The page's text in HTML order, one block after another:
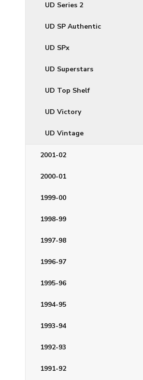
UD Series 2
UD SP Authentic
UD SPx
UD Superstars
UD Top Shelf
UD Victory
UD Vintage
2001-02
2000-01
1999-00
1998-99
1997-98
1996-97
1995-96
1994-95
1993-94
1992-93
1991-92